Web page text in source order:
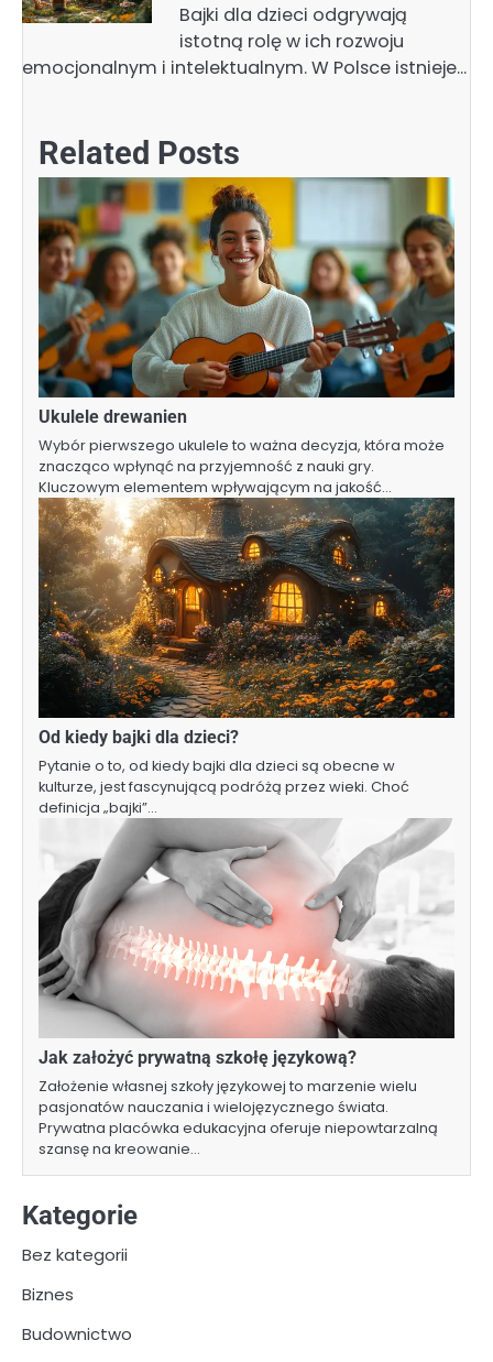
Bajki dla dzieci odgrywają
istotną rolę w ich rozwoju
emocjonalnym i intelektualnym. W Polsce istnieje…
Related Posts
Ukulele drewanien
Wybór pierwszego ukulele to ważna decyzja, która może
znacząco wpłynąć na przyjemność z nauki gry.
Kluczowym elementem wpływającym na jakość…
Od kiedy bajki dla dzieci?
Pytanie o to, od kiedy bajki dla dzieci są obecne w
kulturze, jest fascynującą podróżą przez wieki. Choć
definicja „bajki”…
Jak założyć prywatną szkołę językową?
Założenie własnej szkoły językowej to marzenie wielu
pasjonatów nauczania i wielojęzycznego świata.
Prywatna placówka edukacyjna oferuje niepowtarzalną
szansę na kreowanie…
Kategorie
Bez kategorii
Biznes
Budownictwo